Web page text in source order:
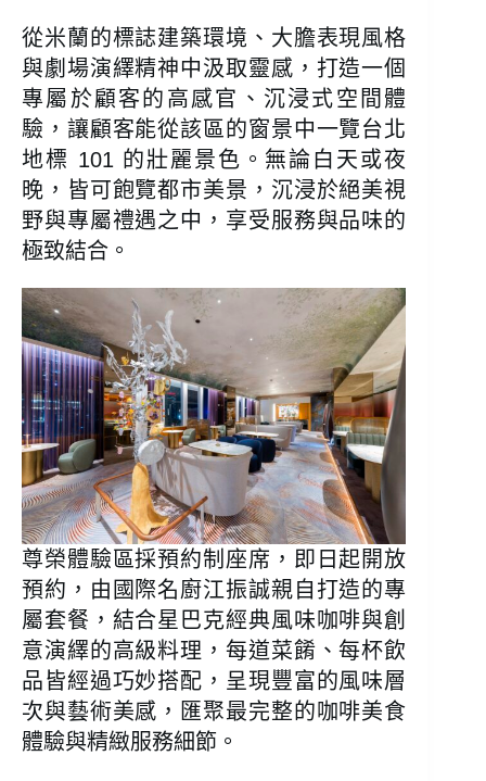
從米蘭的標誌建築環境、大膽表現風格
與劇場演繹精神中汲取靈感，打造一個
專屬於顧客的高感官、沉浸式空間體
驗，讓顧客能從該區的窗景中一覽台北
地標 101 的壯麗景色。無論白天或夜
晚，皆可飽覽都市美景，沉浸於絕美視
野與專屬禮遇之中，享受服務與品味的
極致結合。
尊榮體驗區採預約制座席，即日起開放
預約，由國際名廚江振誠親自打造的專
屬套餐，結合星巴克經典風味咖啡與創
意演繹的高級料理，每道菜餚、每杯飲
品皆經過巧妙搭配，呈現豐富的風味層
次與藝術美感，匯聚最完整的咖啡美食
體驗與精緻服務細節。